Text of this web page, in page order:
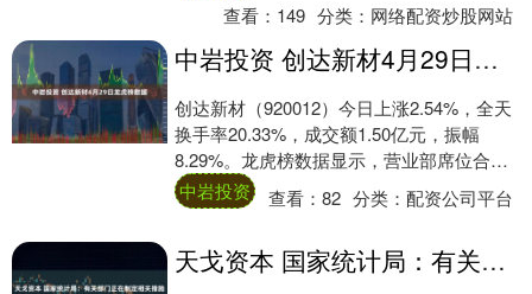
查看： 149 分类： 网络配资炒股网站
中岩投资 创达新材4月29日龙虎榜数据
创达新材（920012）今日上涨2.54%，全天
换手率20.33%，成交额1.50亿元，振幅
8.29%。龙虎榜数据显示，营业部席位合计
净买入914.99万元。 ....
中岩投资 查看：82 分类：配资公司平台
天戈资本 国家统计局：有关部门正在制定相关措施，进一步加大市场秩序的规范治理_企业_规范市场_竞争